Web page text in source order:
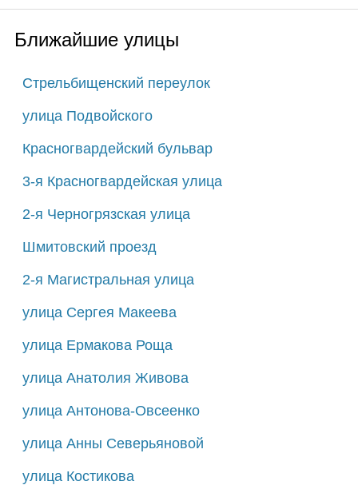
Ближайшие улицы
Стрельбищенский переулок
улица Подвойского
Красногвардейский бульвар
3-я Красногвардейская улица
2-я Черногрязская улица
Шмитовский проезд
2-я Магистральная улица
улица Сергея Макеева
улица Ермакова Роща
улица Анатолия Живова
улица Антонова-Овсеенко
улица Анны Северьяновой
улица Костикова